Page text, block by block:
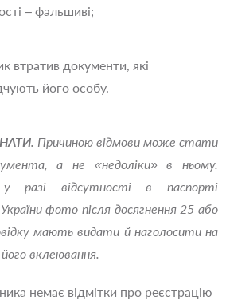
– фальшиві;
втратив документи, які
його особу.
Причиною відмови може стати
а не «недоліки» в ньому.
у разі відсутності в паспорті
фото після досягнення 25 або
мають видати й наголосити на
вклеювання.
немає відмітки про реєстрацію